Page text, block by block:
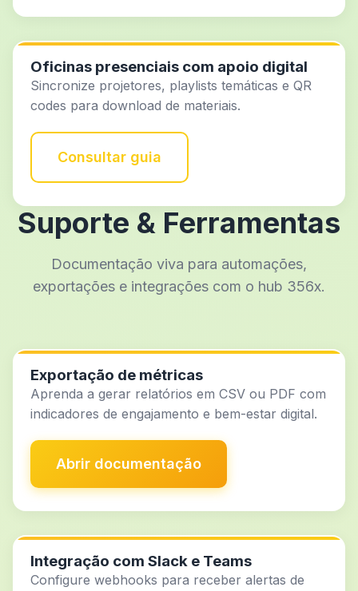
Oficinas presenciais com apoio digital
Sincronize projetores, playlists temáticas e QR
codes para download de materiais.
Consultar guia
Suporte & Ferramentas
Documentação viva para automações,
exportações e integrações com o hub 356x.
Exportação de métricas
Aprenda a gerar relatórios em CSV ou PDF com
indicadores de engajamento e bem-estar digital.
Abrir documentação
Integração com Slack e Teams
Configure webhooks para receber alertas de